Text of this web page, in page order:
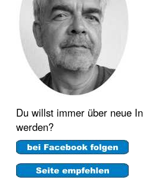
Du willst immer über neue
werden?